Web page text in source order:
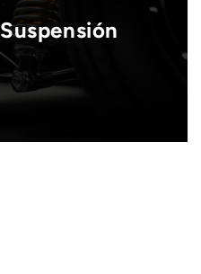
Suspensión